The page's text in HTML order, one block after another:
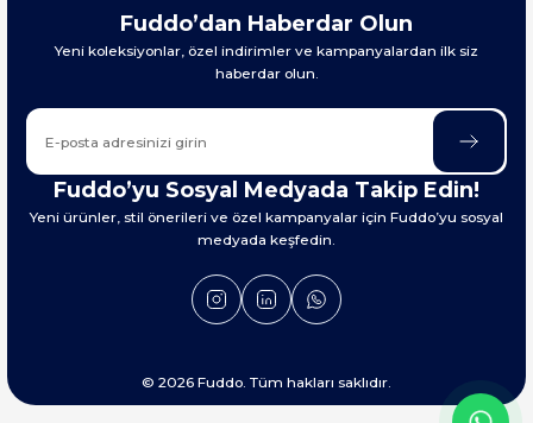
Fuddo’dan Haberdar Olun
Yeni koleksiyonlar, özel indirimler ve kampanyalardan ilk siz
haberdar olun.
Fuddo’yu Sosyal Medyada Takip Edin!
Yeni ürünler, stil önerileri ve özel kampanyalar için Fuddo’yu sosyal
medyada keşfedin.
© 2026 Fuddo. Tüm hakları saklıdır.